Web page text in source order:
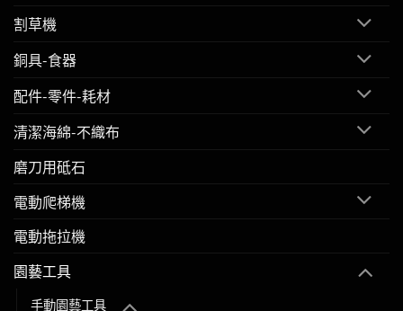
割草機
銅具-食器
配件-零件-耗材
清潔海綿-不織布
磨刀用砥石
電動爬梯機
電動拖拉機
園藝工具
手動園藝工具